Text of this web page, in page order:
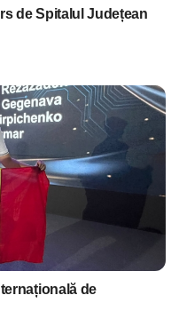
de Spitalul Județean
de